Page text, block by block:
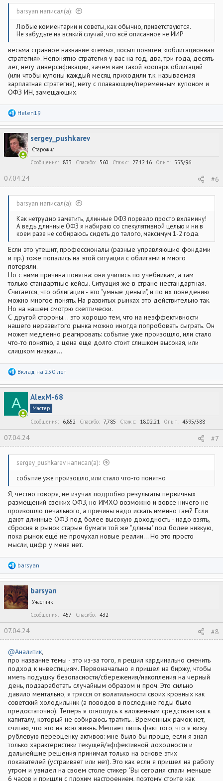
barsyan написал(а):
Любые комментарии и советы, как обычно, приветствуются.
Не забудьте на всякий случай, что всё описанное не ИИР
весьма странное название «темы», посыл понятен, «облигационная
стратегия». Непонятно стратегия у вас на год, два, три года, десять
лет, нету диверсификации, зачем вам такой зоопарк облигаций
(или чтобы купоны каждый месяц приходили т.к. называемая
зарплатная стратегия), нету с плавающим/переменным купоном и
ОФЗ ИН, замещающих.
Р
а
к
ц
и
и
Helen19
sergey_pushkarev
Старожил
Сообщения
833 Спасибо 560 Стаж c 27.12.16 Опыт 553/96
07.04.24 #6
barsyan написал(а):
Как нетрудно заметить, длинные ОФЗ порвало просто вхламину!
А ведь длинные ОФЗ я набираю со спекулятивной целью и ни в
коем разе не собираюсь сидеть до талого, максимум 1-2 года.
Если это утешит, профессионалы (разные управляющие фондами
и пр.) тоже попались на этой ситуации с облигами и много
потеряли.
Но с ними причина понятна: они учились по учебникам, а там
только стандартные кейсы. Ситуация же в стране нестандартная.
Считается, что облигации - это "умные деньги", и по их поведению
можно многое понять. На развитых рынках это действительно так.
Но на нашем смотрю скептически.
С другой стороны... это хорошо тем, что на неэффективности
нашего неразвитого рынка можно иногда попробовать сыграть. Он
может медленно реагировать: событие уже произошло, или стало
что-то понятно, а цена еще долго стоит слишком высокая, или
слишком низкая...
Р
а
к
ц
и
и
Вклад на 250 лет
A AlexM-68
Мастер
Сообщения
6,852 Спасибо 7,785 Стаж c 18.02.21 Опыт 4395/388
07.04.24 #7
sergey_pushkarev написал(а):
событие уже произошло, или стало что-то понятно
Я, честно говоря, не изучал подробно результаты первичных
размещений свежих ОФЗ, но ИМХО возможно и вовсе ничего не
произошло печального, а причины надо искать именно там? Если
дают длинные ОФЗ под более высокую доходность - надо взять,
сбросив в рынок старые бумаги той же "длины" под более низкую,
пока рынок ещё не прочухал новые реалии... Но это просто
мысли, цифр у меня нет.
Р
а
к
ц
и
и
barsyan
barsyan
Участник
Сообщения
457 Спасибо 432
07.04.24 #8
@Аналитик,
про название темы - это из-за того, я решил кардинально сменить
подход к инвестициям. Первоначально я пришел на биржу, чтобы
иметь подушку безопасности/сбережения/накопления на черный
день, подзаработать случайным образом и проч. Это сильно
давило ментально, я трясся от волатильности своих кровных как
советский холодильник (а поводов в последние годы было
предостаточно). Теперь я отношусь к вложенным средствам как к
капиталу, который не собираюсь тратить.. Временных рамок нет,
считаю, что это на всю жизнь. Мешает лишь факт того, что я вижу
рублевую переоценку активов: мне было бы проще, если я знал
только характеристики текущей/эффективной доходности и
дальнейшие решения принимал только на основе этих
показателей (устраивает или нет). Это как если я пришел на работу
утром и увидел на своем столе стикер "Вы сегодня спали меньше
6 часов и пришли с плохим настроением, поэтому стоите как